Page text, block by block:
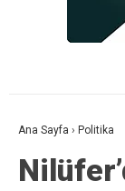
Ana Sayfa › Politika